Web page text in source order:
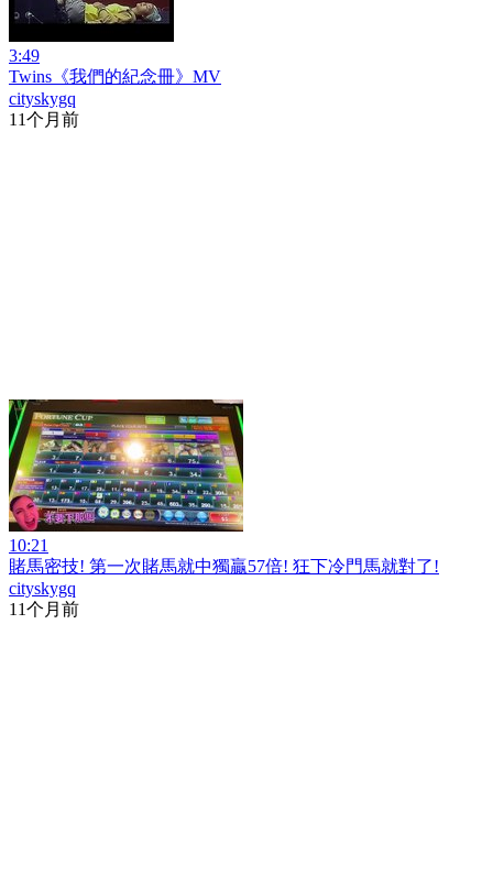
3:49
Twins《我們的紀念冊》MV
cityskygq
11个月前
10:21
賭馬密技! 第一次賭馬就中獨贏57倍! 狂下冷門馬就對了!
cityskygq
11个月前